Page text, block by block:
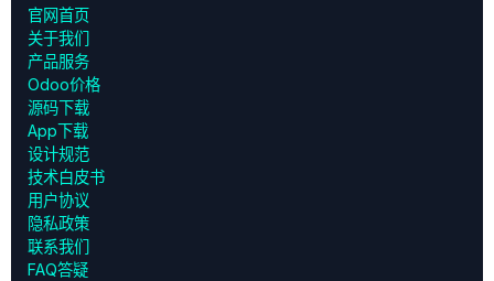
官网首页
关于我们
产品服务
Odoo价格
源码下载
App下载
设计规范
技术白皮书
用户协议
‎隐私政策‎
联系我们
FAQ答疑